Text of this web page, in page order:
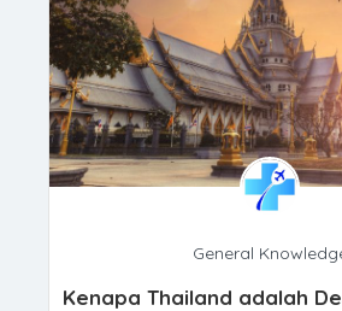
General
Kenapa Thailand adalah